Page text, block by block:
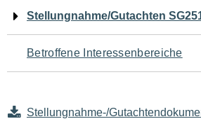
Navigation
für
den
Seiteninhalt
Stellungnahme/Gutachten
Betroffene Interessenbereiche
Stellungnahme-/